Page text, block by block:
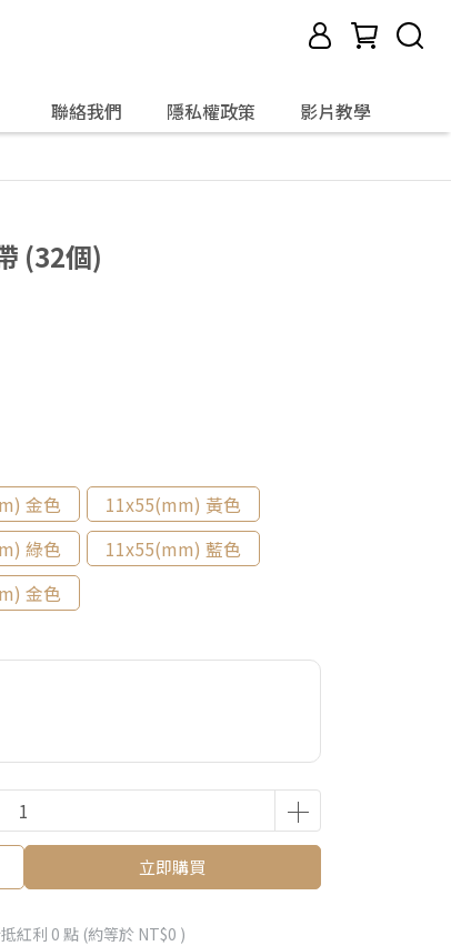
聯絡我們 隱私權政策 影片教學
(32個)
金色
11x55(mm) 黃色
綠色
11x55(mm) 藍色
金色
立即購買
紅利 0 點 (約等於 NT$0 )